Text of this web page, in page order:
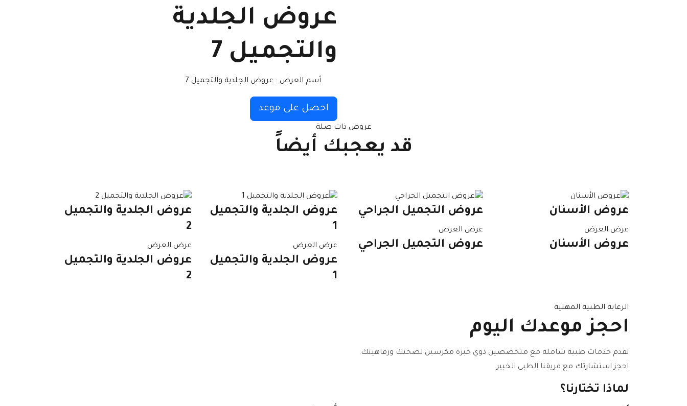
عروض الجلدية
والتجميل 7
أسم العرض : عروض الجلدية والتجميل 7
احصل على موعد
عروض ذات صلة
قد يعجبك أيضاً
عروض الأسنان
عرض العرض
عروض الأسنان
عروض التجميل الجراحي
عرض العرض
عروض التجميل الجراحي
عروض الجلدية والتجميل
1
عرض العرض
عروض الجلدية والتجميل
1
عروض الجلدية والتجميل
2
عرض العرض
عروض الجلدية والتجميل
2
الرعاية الطبية المهنية
احجز موعدك اليوم
نقدم خدمات طبية شاملة مع متخصصين ذوي خبرة مكرسين لصحتك ورفاهيتك.
احجز استشارتك مع فريقنا الطبي الخبير.
لماذا تختارنا؟